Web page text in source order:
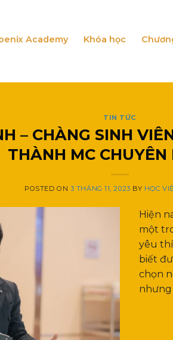
Academy Khóa học
TIN TỨC
– CHÀNG SINH
THÀNH MC CHUYÊN
POSTED ON 3 THÁNG 11, 2023 BY HỌC
Hiện
một
yêu
biết
chọn
nhưng